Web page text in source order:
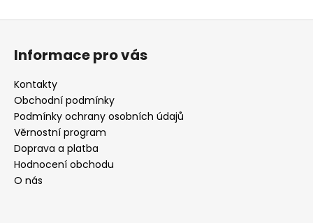
Informace pro vás
Kontakty
Obchodní podmínky
Podmínky ochrany osobních údajů
Věrnostní program
Doprava a platba
Hodnocení obchodu
O nás